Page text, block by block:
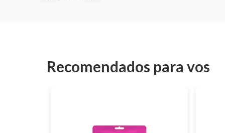
Recomendados para vos